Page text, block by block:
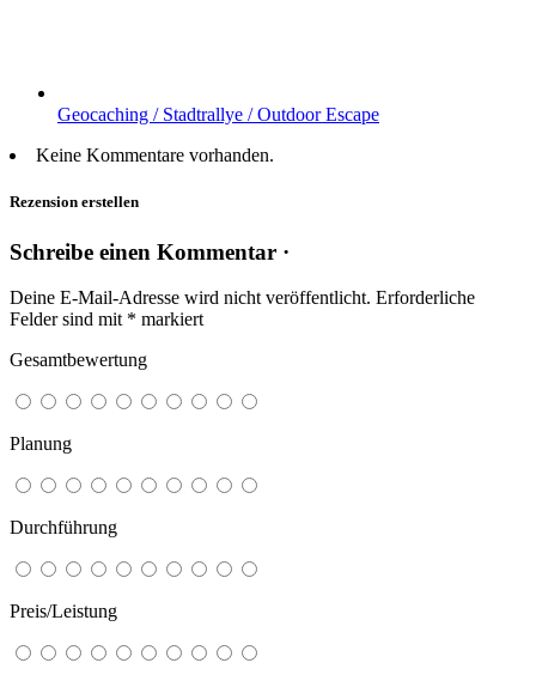
Geocaching / Stadtrallye / Outdoor Escape
Keine Kommentare vorhanden.
Rezension erstellen
Schreibe einen Kommentar ·
Deine E-Mail-Adresse wird nicht veröffentlicht. Erforderliche
Felder sind mit * markiert
Gesamtbewertung
Planung
Durchführung
Preis/Leistung